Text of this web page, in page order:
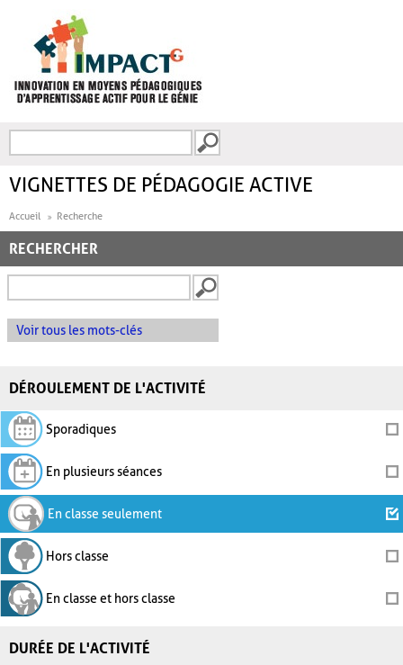
FORMULAIRE DE
VIGNETTES DE PÉDAGOGIE ACTIVE
Accueil Recherche
RECHERCHER
Voir tous les mots-clés
DÉROULEMENT DE L'ACTIVITÉ
Sporadiques
En plusieurs séances
En classe seulement
Hors classe
En classe et hors classe
DURÉE DE L'ACTIVITÉ